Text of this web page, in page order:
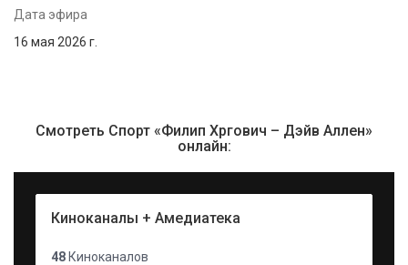
Дата эфира
16 мая 2026 г.
Смотреть Спорт «Филип Хргович – Дэйв Аллен»
онлайн:
Киноканалы + Амедиатека
48 Киноканалов